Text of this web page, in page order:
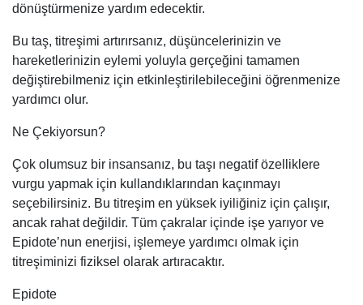
dönüştürmenize yardım edecektir.
Bu taş, titreşimi artırırsanız, düşüncelerinizin ve
hareketlerinizin eylemi yoluyla gerçeğini tamamen
değiştirebilmeniz için etkinleştirilebileceğini öğrenmenize
yardımcı olur.
Ne Çekiyorsun?
Çok olumsuz bir insansanız, bu taşı negatif özelliklere
vurgu yapmak için kullandıklarından kaçınmayı
seçebilirsiniz. Bu titreşim en yüksek iyiliğiniz için çalışır,
ancak rahat değildir. Tüm çakralar içinde işe yarıyor ve
Epidote’nun enerjisi, işlemeye yardımcı olmak için
titreşiminizi fiziksel olarak artıracaktır.
Epidote